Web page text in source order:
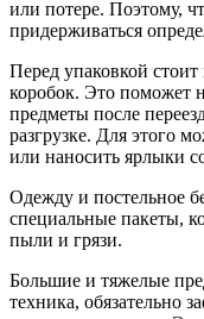
или потере. Поэтому,
придерживаться
Перед упаковкой
коробок. Это поможет
предметы после
разгрузке. Для этого
или наносить ярлыки
Одежду и постельное
специальные пакеты,
пыли и грязи.
Большие и тяжелые
техника, обязательно